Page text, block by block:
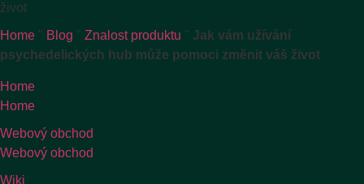
život
Home " Blog " Znalost produktu " Jak vám užívání
psychedelických hub může pomoci změnit váš život
Home
Home
Webový obchod
Webový obchod
Wiki